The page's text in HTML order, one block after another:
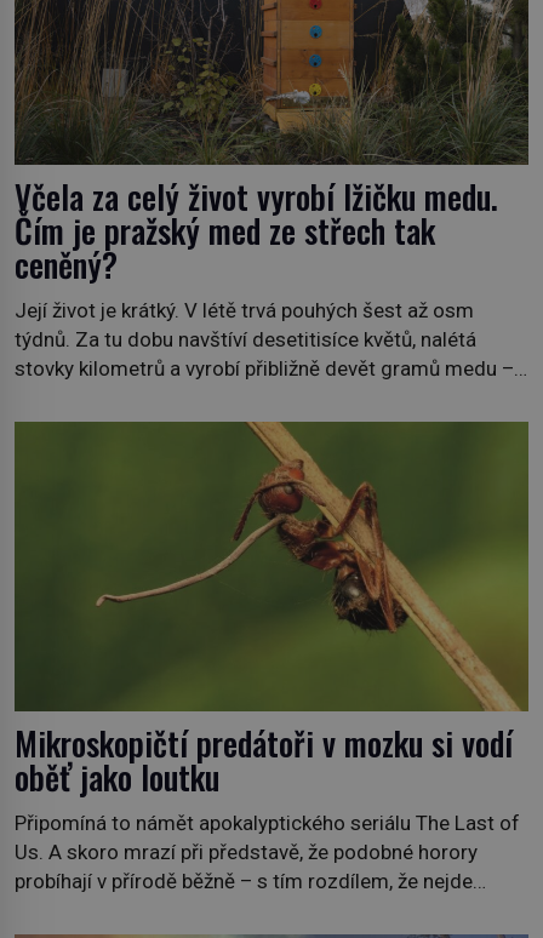
Včela za celý život vyrobí lžičku medu.
Čím je pražský med ze střech tak
ceněný?
Její život je krátký. V létě trvá pouhých šest až osm
týdnů. Za tu dobu navštíví desetitisíce květů, nalétá
stovky kilometrů a vyrobí přibližně devět gramů medu –
bezvýznamná. Teprve když se spojí s dalšími desítkami
tisíc příslušnic svého včelstva, vznikne jeden z
nejdokonalejších organismů […]
Mikroskopičtí predátoři v mozku si vodí
oběť jako loutku
Připomíná to námět apokalyptického seriálu The Last of
Us. A skoro mrazí při představě, že podobné horory
probíhají v přírodě běžně – s tím rozdílem, že nejde